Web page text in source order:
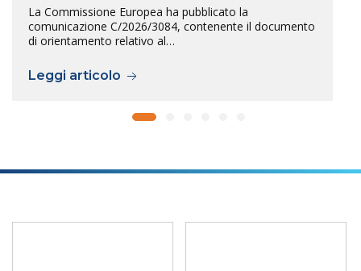
La Commissione Europea ha pubblicato la
comunicazione C/2026/3084, contenente il documento
di orientamento relativo al…
Leggi articolo